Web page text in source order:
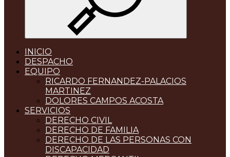
INICIO
DESPACHO
EQUIPO
RICARDO FERNANDEZ-PALACIOS
MARTINEZ
DOLORES CAMPOS ACOSTA
SERVICIOS
DERECHO CIVIL
DERECHO DE FAMILIA
DERECHO DE LAS PERSONAS CON
DISCAPACIDAD